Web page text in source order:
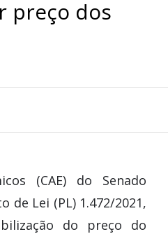
preço dos
(CAE) do Senado
de Lei (PL) 1.472/2021,
do preço do